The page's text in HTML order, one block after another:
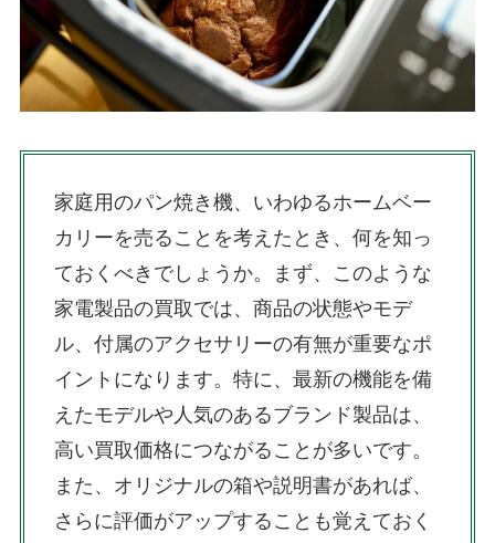
家庭用のパン焼き機、いわゆるホームベー
カリーを売ることを考えたとき、何を知っ
ておくべきでしょうか。まず、このような
家電製品の買取では、商品の状態やモデ
ル、付属のアクセサリーの有無が重要なポ
イントになります。特に、最新の機能を備
えたモデルや人気のあるブランド製品は、
高い買取価格につながることが多いです。
また、オリジナルの箱や説明書があれば、
さらに評価がアップすることも覚えておく